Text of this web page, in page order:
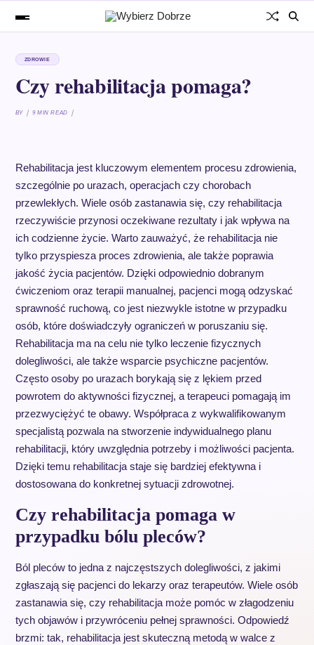
ZDROWIE
Czy rehabilitacja pomaga?
BY 9 MIN READ
Rehabilitacja jest kluczowym elementem procesu zdrowienia,
szczególnie po urazach, operacjach czy chorobach
przewlekłych. Wiele osób zastanawia się, czy rehabilitacja
rzeczywiście przynosi oczekiwane rezultaty i jak wpływa na
ich codzienne życie. Warto zauważyć, że rehabilitacja nie
tylko przyspiesza proces zdrowienia, ale także poprawia
jakość życia pacjentów. Dzięki odpowiednio dobranym
ćwiczeniom oraz terapii manualnej, pacjenci mogą odzyskać
sprawność ruchową, co jest niezwykle istotne w przypadku
osób, które doświadczyły ograniczeń w poruszaniu się.
Rehabilitacja ma na celu nie tylko leczenie fizycznych
dolegliwości, ale także wsparcie psychiczne pacjentów.
Często osoby po urazach borykają się z lękiem przed
powrotem do aktywności fizycznej, a terapeuci pomagają im
przezwyciężyć te obawy. Współpraca z wykwalifikowanym
specjalistą pozwala na stworzenie indywidualnego planu
rehabilitacji, który uwzględnia potrzeby i możliwości pacjenta.
Dzięki temu rehabilitacja staje się bardziej efektywna i
dostosowana do konkretnej sytuacji zdrowotnej.
Czy rehabilitacja pomaga w
przypadku bólu pleców?
Ból pleców to jedna z najczęstszych dolegliwości, z jakimi
zgłaszają się pacjenci do lekarzy oraz terapeutów. Wiele osób
zastanawia się, czy rehabilitacja może pomóc w złagodzeniu
tych objawów i przywróceniu pełnej sprawności. Odpowiedź
brzmi: tak, rehabilitacja jest skuteczną metodą w walce z